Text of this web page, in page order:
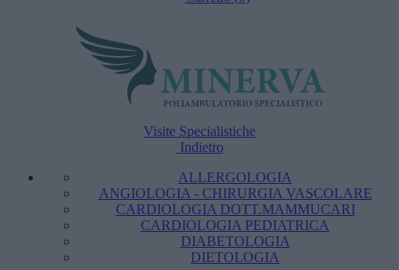
Visite Specialistiche
Indietro
ALLERGOLOGIA
ANGIOLOGIA - CHIRURGIA VASCOLARE
CARDIOLOGIA DOTT.MAMMUCARI
CARDIOLOGIA PEDIATRICA
DIABETOLOGIA
DIETOLOGIA